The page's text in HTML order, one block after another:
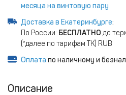
месяца на винтовую пару
Доставка в Екатеринбурге:
По России: БЕСПЛАТНО до
(*далее по тарифам ТК) RUB
Оплата по наличному и
Описание